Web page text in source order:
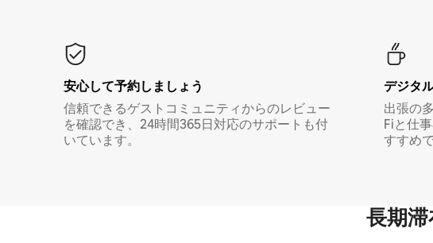
安心して予約しましょう
信頼できるゲストコミュニティからのレビュー
を確認でき、24時間365日対応のサポートも付
いています。
デジタ
出張の
Fiと仕
すすめで
長期